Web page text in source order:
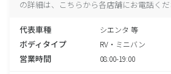
の詳細は、こちらから各店舗にお電話くだ
代表車種 シエンタ 等
ボディタイプ RV・ミニバン
営業時間 08:00-19:00